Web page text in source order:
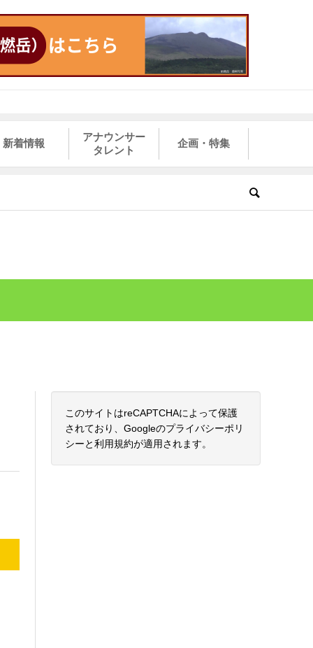
新着情報
アナウンサー
タレント
企画・特集
このサイトはreCAPTCHAによって保護
されており、Googleのプライバシーポリ
シーと利用規約が適用されます。